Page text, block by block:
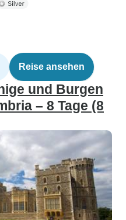
Reise ansehen
und Burgen
– 8 Tage (8